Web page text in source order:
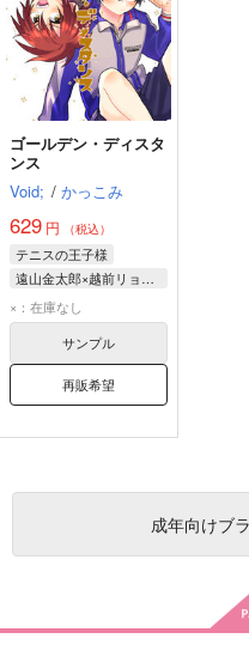
ゴールデン・ディスタ
ンス
Void; / かっこみ
629 円 （税込）
テニスの王子様
遠山金太郎×越前リョーマ
越前リョーマ
遠山金太郎
×：在庫なし
サンプル
再販希望
成年向けブ